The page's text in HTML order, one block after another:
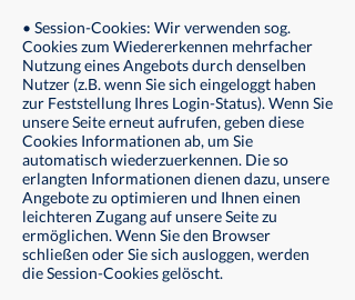
• Session-Cookies: Wir verwenden sog.
Cookies zum Wiedererkennen mehrfacher
Nutzung eines Angebots durch denselben
Nutzer (z.B. wenn Sie sich eingeloggt haben
zur Feststellung Ihres Login-Status). Wenn Sie
unsere Seite erneut aufrufen, geben diese
Cookies Informationen ab, um Sie
automatisch wiederzuerkennen. Die so
erlangten Informationen dienen dazu, unsere
Angebote zu optimieren und Ihnen einen
leichteren Zugang auf unsere Seite zu
ermöglichen. Wenn Sie den Browser
schließen oder Sie sich ausloggen, werden
die Session-Cookies gelöscht.